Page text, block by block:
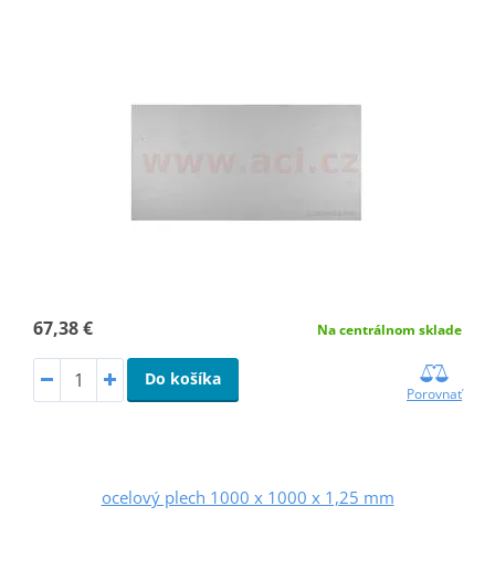
67,38 € Na centrálnom sklade
Do košíka
Porovnať
ocelový plech 1000 x 1000 x 1,25 mm